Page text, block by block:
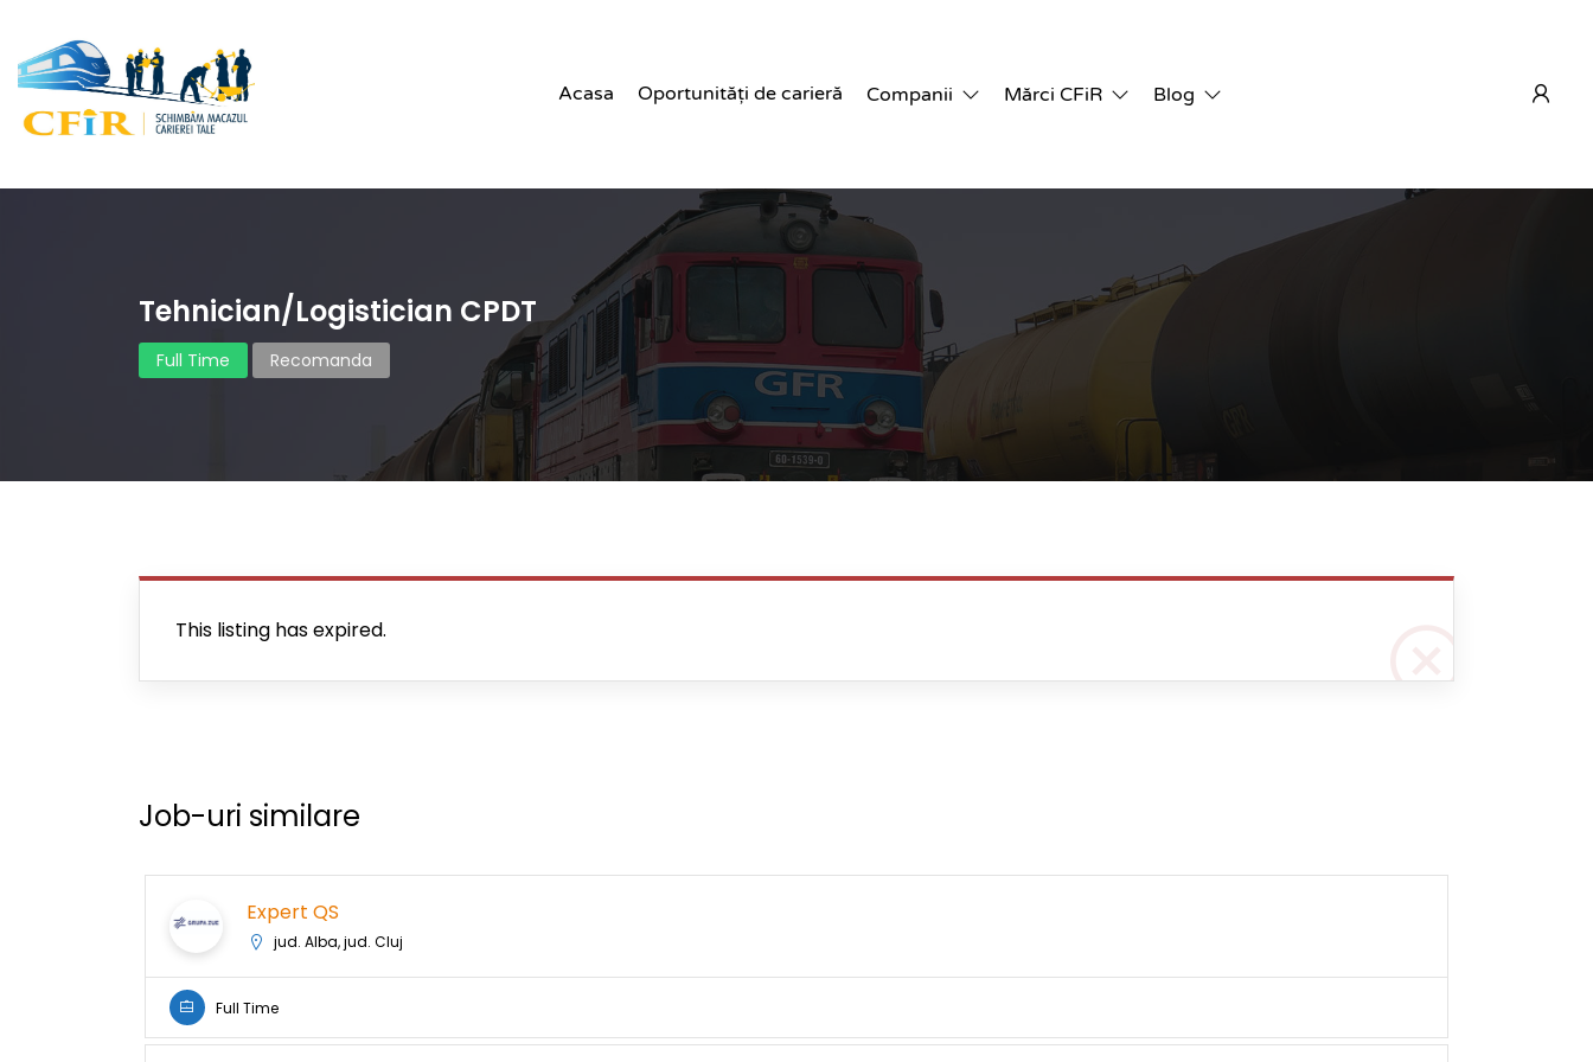
Acasa Oportunități de carieră Companii Mărci CFiR Blog
Tehnician/Logistician CPDT
Full Time Recomanda
This listing has expired.
Job-uri similare
Expert QS
jud. Alba, jud. Cluj
Full Time